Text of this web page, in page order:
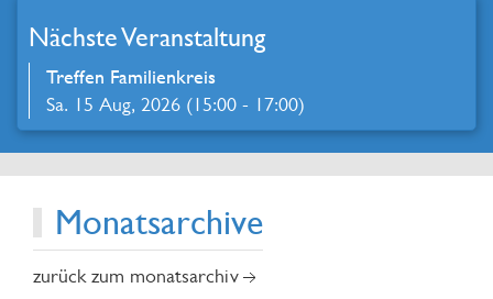
Nächste Veranstaltung
Treffen Familienkreis
Sa. 15 Aug, 2026 (15:00 - 17:00)
Monatsarchive
zurück zum monatsarchiv